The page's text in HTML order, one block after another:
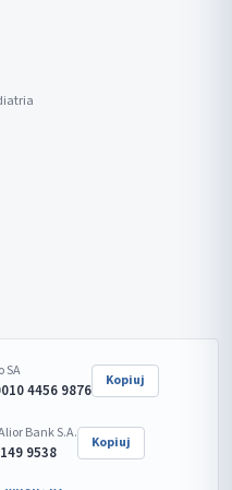
SA
4456 9876 Kopiuj
Bank S.A.
9538 Kopiuj